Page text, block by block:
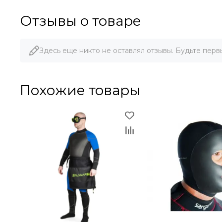
Отзывы о товаре
Здесь еще никто не оставлял отзывы. Будьте
Похожие товары